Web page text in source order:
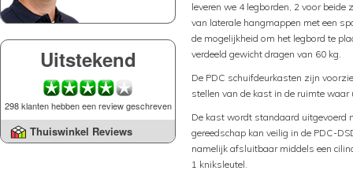
Uitstekend
298 klanten hebben een review geschreven
Thuiswinkel Reviews
leveren we 4 legborden, 2 voor
van laterale hangmappen met een
de mogelijkheid om het legbord te
verdeeld gewicht dragen van 60 kg.
De PDC schuifdeurkasten zijn
stellen van de kast in de ruimte
De kast wordt standaard uitgevoerd
gereedschap kan veilig in de PDC-
namelijk afsluitbaar middels een
1 kniksleutel.